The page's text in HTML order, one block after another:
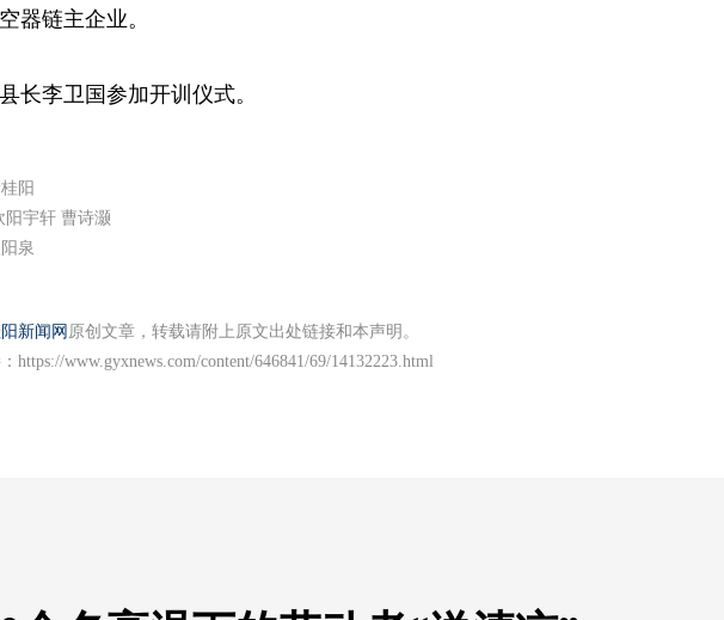
器链主企业。
长李卫国参加开训仪式。
阳
阳宇轩 曹诗灏
泉
新闻网 原创文章，转载请附上原文出处链接和本声明。
https://www.gyxnews.com/content/646841/69/14132223.html